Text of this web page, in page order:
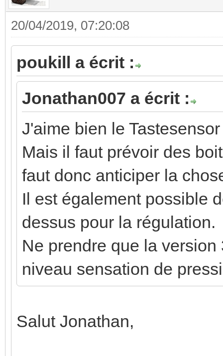
20/04/2019, 07:20:08
poukill a écrit :
Jonathan007 a écrit :
J'aime bien le
Mais il faut prévoir des
faut donc anticiper la
Il est également possible
dessus pour la régulation.
Ne prendre que la
niveau sensation de
Salut Jonathan,